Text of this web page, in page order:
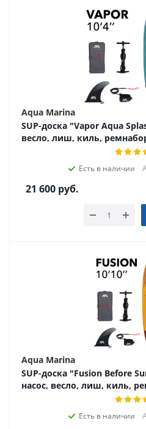
Aqua Marina
SUP-доска "Vapor Aqua
весло, лиш, киль,
Есть в наличии
21 600 руб.
Aqua Marina
SUP-доска "Fusion Before
насос, весло, лиш, киль,
Есть в наличии